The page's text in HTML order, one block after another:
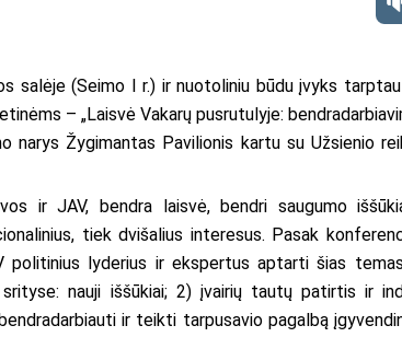
salėje (Seimo I r.) ir nuotoliniu būdu įvyks
– „Laisvė Vakarų pusrutulyje:
narys Žygimantas Pavilionis kartu su Užsienio
ir JAV, bendra laisvė, bendri saugumo
tiek dvišalius interesus. Pasak
politinius lyderius ir ekspertus aptarti šias
srityse: nauji iššūkiai; 2) įvairių tautų patirtis ir
ir teikti tarpusavio pagalbą